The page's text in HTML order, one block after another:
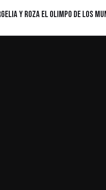
y roza el Olimpo de los